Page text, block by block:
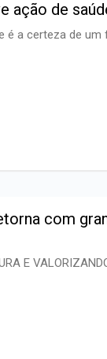
ação de
é a certeza de
com
E